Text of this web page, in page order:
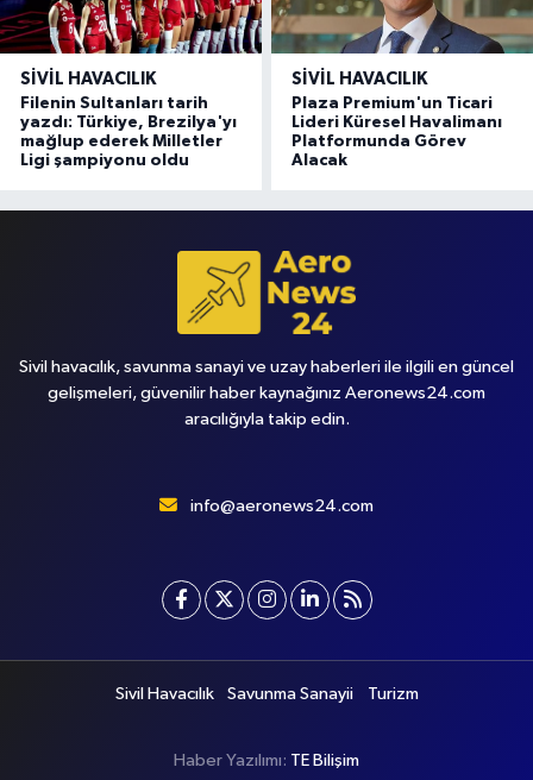
SIVIL HAVACILIK
Filenin Sultanları tarih
yazdı: Türkiye, Brezilya'yı
mağlup ederek Milletler
Ligi şampiyonu oldu
SIVIL HAVACILIK
Plaza Premium'un Ticari
Lideri Küresel Havalimanı
Platformunda Görev
Alacak
Sivil havacılık, savunma sanayi ve uzay haberleri ile ilgili en güncel
gelişmeleri, güvenilir haber kaynağınız Aeronews24.com
aracılığıyla takip edin.
info@aeronews24.com
Sivil Havacılık Savunma Sanayii Turizm
Haber Yazılımı: TE Bilişim